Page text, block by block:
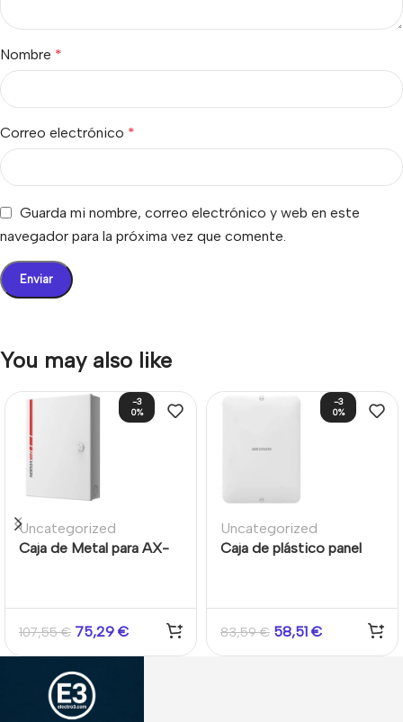
Nombre *
Correo electrónico *
Guarda mi nombre, correo electrónico y web en este
navegador para la próxima vez que comente.
You may also like
-3
0%
Uncategorized
Caja de Metal para AX-
107,55€ 75,29 €
-3
0%
Uncategorized
Caja de plástico panel
83,59€ 58,51 €